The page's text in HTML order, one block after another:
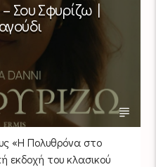
Σου Σφυρίζω |
«Η Πολυθρόνα στο
εκδοχή του κλασικού